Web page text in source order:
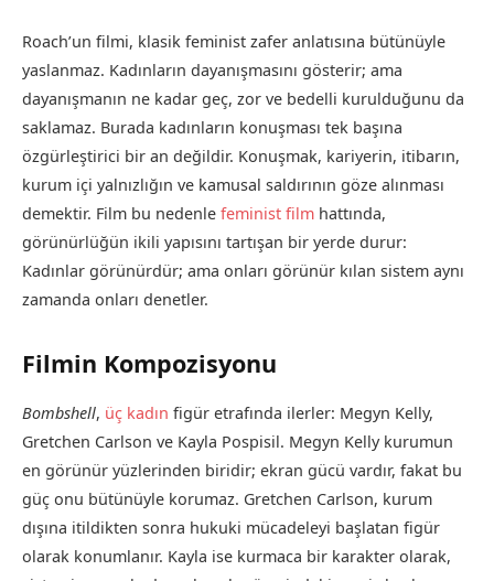
Roach’un filmi, klasik feminist zafer anlatısına bütünüyle
yaslanmaz. Kadınların dayanışmasını gösterir; ama
dayanışmanın ne kadar geç, zor ve bedelli kurulduğunu da
saklamaz. Burada kadınların konuşması tek başına
özgürleştirici bir an değildir. Konuşmak, kariyerin, itibarın,
kurum içi yalnızlığın ve kamusal saldırının göze alınması
demektir. Film bu nedenle feminist film hattında,
görünürlüğün ikili yapısını tartışan bir yerde durur:
Kadınlar görünürdür; ama onları görünür kılan sistem aynı
zamanda onları denetler.
Filmin Kompozisyonu
Bombshell, üç kadın figür etrafında ilerler: Megyn Kelly,
Gretchen Carlson ve Kayla Pospisil. Megyn Kelly kurumun
en görünür yüzlerinden biridir; ekran gücü vardır, fakat bu
güç onu bütünüyle korumaz. Gretchen Carlson, kurum
dışına itildikten sonra hukuki mücadeleyi başlatan figür
olarak konumlanır. Kayla ise kurmaca bir karakter olarak,